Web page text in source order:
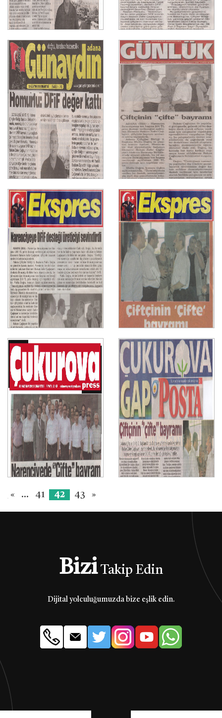
« ... 41 42 43 »
BiziTakip Edin
Dijital yolculuğumuzda bize eşlik edin.